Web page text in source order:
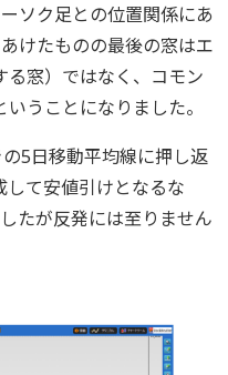
ソク足との位置関係にあ
けたものの最後の窓はエ
る窓）ではなく、コモン
うことになりました。
5日移動平均線に押し返
して安値引けとなるな
たが反発には至りません